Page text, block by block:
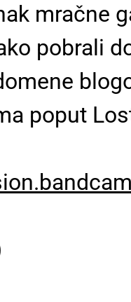
mračne
pobrali
poput